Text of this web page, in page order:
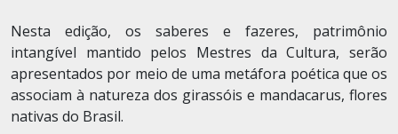
Nesta edição, os saberes e fazeres, patrimônio
intangível mantido pelos Mestres da Cultura, serão
apresentados por meio de uma metáfora poética que os
associam à natureza dos girassóis e mandacarus, flores
nativas do Brasil.